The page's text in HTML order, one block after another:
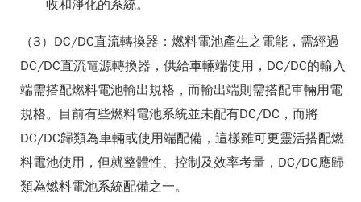
收和淨化的系統。
（3）DC/DC直流轉換器：燃料電池產生之電能，需經過
DC/DC直流電源轉換器，供給車輛端使用，DC/DC的輸入
端需搭配燃料電池輸出規格，而輸出端則需搭配車輛用電
規格。目前有些燃料電池系統並未配有DC/DC，而將
DC/DC歸類為車輛或使用端配備，這樣雖可更靈活搭配燃
料電池使用，但就整體性、控制及效率考量，DC/DC應歸
類為燃料電池系統配備之一。